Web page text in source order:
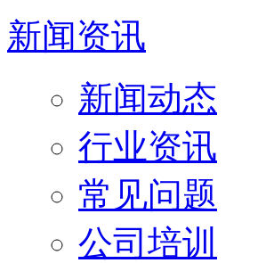
新闻资讯
新闻动态
行业资讯
常见问题
公司培训